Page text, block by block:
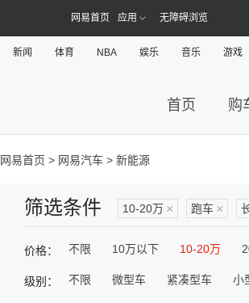
网易首页 应用 无障碍浏览
新闻 体育 NBA 娱乐 音乐 游戏
首页 购
网易首页 > 网易汽车 > 新能源
筛选条件 10-20万 × 跑车 ×
价格： 不限 10万以下 10-20万
级别： 不限 微型车 紧凑型车 小